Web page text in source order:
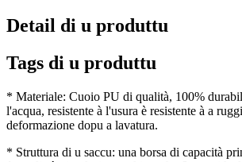
Detail di u produttu
Tags di u produttu
* Materiale: Cuoio PU di qualità, 100%
l'acqua, resistente à l'usura è resistente à a
deformazione dopu a lavatura.
* Struttura di u saccu: una borsa di capacità